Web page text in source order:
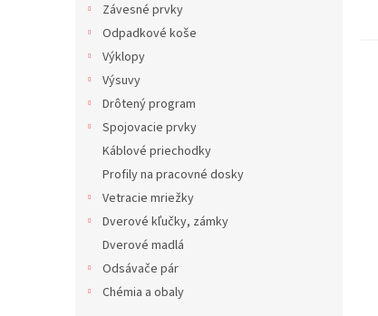
Závesné prvky
Odpadkové koše
Výklopy
Výsuvy
Drôtený program
Spojovacie prvky
Káblové priechodky
Profily na pracovné dosky
Vetracie mriežky
Dverové kľučky, zámky
Dverové madlá
Odsávače pár
Chémia a obaly